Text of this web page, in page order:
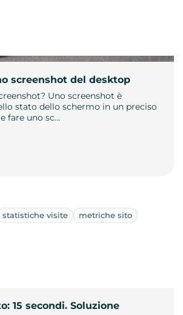
screenshot del desktop
Uno screenshot è
stato dello schermo in un preciso
fare uno sc…
statistiche visite
metriche sito
15 secondi. Soluzione